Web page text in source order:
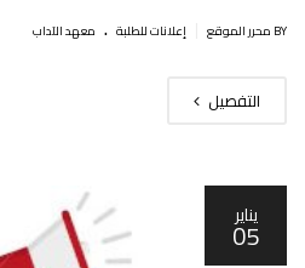
BY محرر الموقع إعلانات للطلبة . معهد الآداب
التفصيل
يناير
05